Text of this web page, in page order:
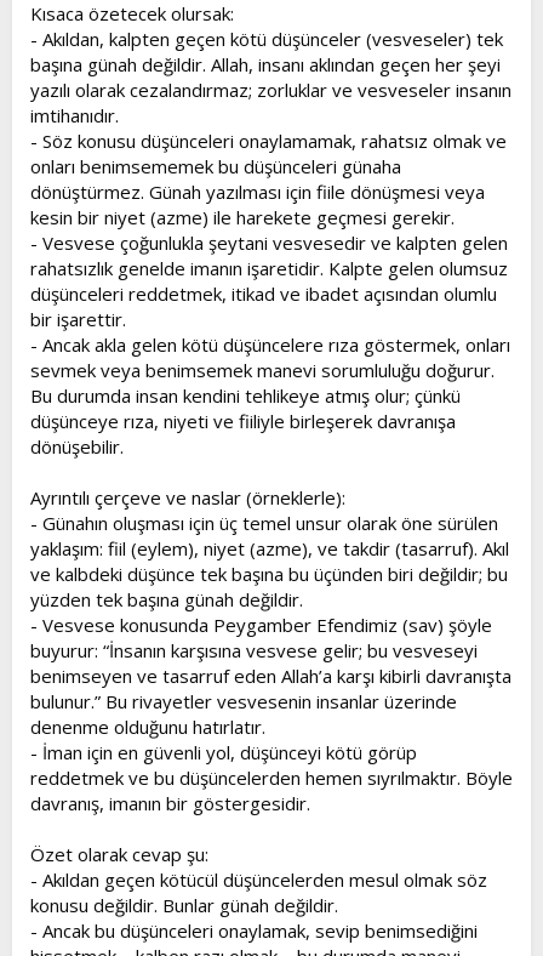
Kısaca özetecek olursak:
- Akıldan, kalpten geçen kötü düşünceler (vesveseler) tek
başına günah değildir. Allah, insanı aklından geçen her şeyi
yazılı olarak cezalandırmaz; zorluklar ve vesveseler insanın
imtihanıdır.
- Söz konusu düşünceleri onaylamamak, rahatsız olmak ve
onları benimsememek bu düşünceleri günaha
dönüştürmez. Günah yazılması için fiile dönüşmesi veya
kesin bir niyet (azme) ile harekete geçmesi gerekir.
- Vesvese çoğunlukla şeytani vesvesedir ve kalpten gelen
rahatsızlık genelde imanın işaretidir. Kalpte gelen olumsuz
düşünceleri reddetmek, itikad ve ibadet açısından olumlu
bir işarettir.
- Ancak akla gelen kötü düşüncelere rıza göstermek, onları
sevmek veya benimsemek manevi sorumluluğu doğurur.
Bu durumda insan kendini tehlikeye atmış olur; çünkü
düşünceye rıza, niyeti ve fiiliyle birleşerek davranışa
dönüşebilir.
Ayrıntılı çerçeve ve naslar (örneklerle):
- Günahın oluşması için üç temel unsur olarak öne sürülen
yaklaşım: fiil (eylem), niyet (azme), ve takdir (tasarruf). Akıl
ve kalbdeki düşünce tek başına bu üçünden biri değildir; bu
yüzden tek başına günah değildir.
- Vesvese konusunda Peygamber Efendimiz (sav) şöyle
buyurur: “İnsanın karşısına vesvese gelir; bu vesveseyi
benimseyen ve tasarruf eden Allah’a karşı kibirli davranışta
bulunur.” Bu rivayetler vesvesenin insanlar üzerinde
denenme olduğunu hatırlatır.
- İman için en güvenli yol, düşünceyi kötü görüp
reddetmek ve bu düşüncelerden hemen sıyrılmaktır. Böyle
davranış, imanın bir göstergesidir.
Özet olarak cevap şu:
- Akıldan geçen kötücül düşüncelerden mesul olmak söz
konusu değildir. Bunlar günah değildir.
- Ancak bu düşünceleri onaylamak, sevip benimsediğini